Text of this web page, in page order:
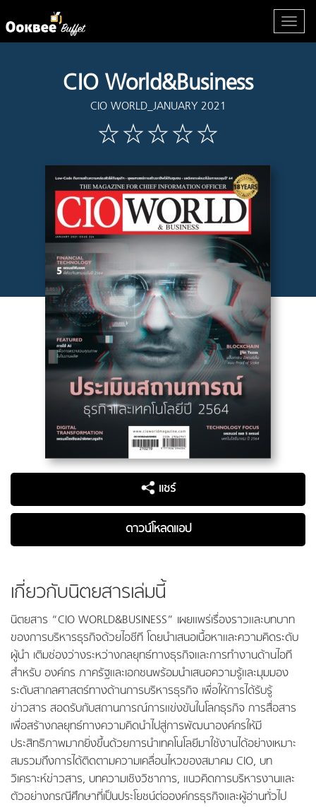
CIO World&Business
CIO WORLD_JANUARY 2021
แชร์
ดาวน์โหลดแอป
เกี่ยวกับนิตยสารเล่มนี้
นิตยสาร “CIO WORLD&BUSINESS” เผยแพร่เรื่องราวและบทบาท
ของการบริหารธุรกิจด้วยไอซีที โดยนำเสนอเนื้อหาและความคิดระดับ
ผู้นำ เติมช่องว่างระหว่างกลยุทธ์ทางธุรกิจและการทำงานด้านไอที
สำหรับ องค์กร ภาครัฐและเอกชนพร้อมนำเสนอความรู้และมุมมอง
ระดับสากลศาสตร์ทางด้านการบริหารธุรกิจ เพื่อให้การได้รับรู้
ข่าวสาร สอดรับกับสถานการณ์การแข่งขันในโลกธุรกิจ การสื่อสาร
เพื่อสร้างกลยุทธ์ทางความคิดนำไปสู่การพัฒนาองค์กรให้มี
ประสิทธิภาพมากยิ่งขึ้นด้วยการนำเทคโนโลยีมาใช้งานได้อย่างเหมาะ
สมรวมถึงการได้ติดตามความเคลื่อนไหวของสมาคม CIO, บท
วิเคราะห์ข่าวสาร, บทความเชิงวิชาการ, แนวคิดการบริหารงานและ
ตัวอย่างกรณีศึกษาที่เป็นประโยชน์ต่อองค์กรธุรกิจและผู้อ่านทั่วไป